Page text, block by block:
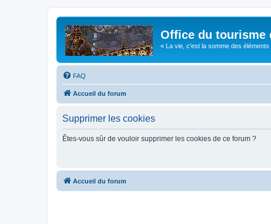
Office du tourisme
« La vie, c'est la somme des
FAQ
Accueil du forum
Supprimer les cookies
Êtes-vous sûr de vouloir supprimer les cookies de ce forum ?
Accueil du forum